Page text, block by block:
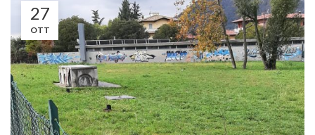
27
OTT